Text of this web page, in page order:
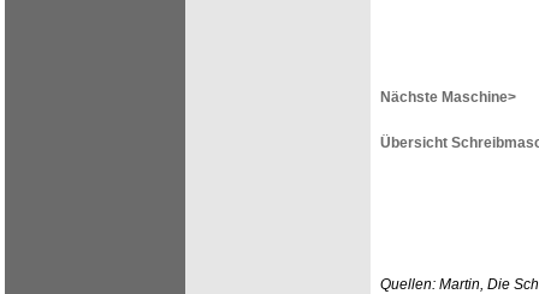
Nächste Maschine>
Übersicht
Quellen: Martin, Die